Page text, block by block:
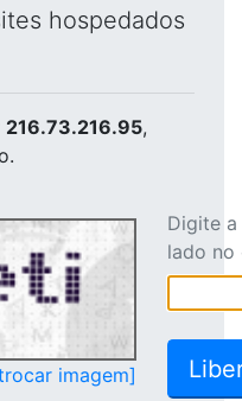
hospedados
216.73.216.95,
imagem]
Digite
lado no